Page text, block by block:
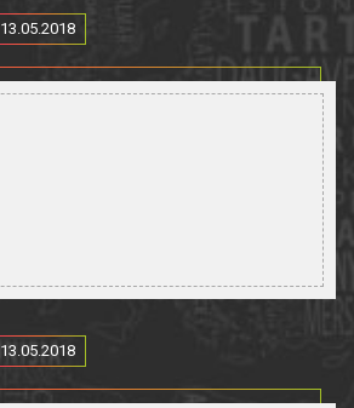
13.05.2018
13.05.2018